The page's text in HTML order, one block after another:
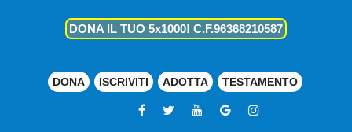
DONA IL TUO 5x1000! C.F.96368210587
DONA ISCRIVITI ADOTTA TESTAMENTO